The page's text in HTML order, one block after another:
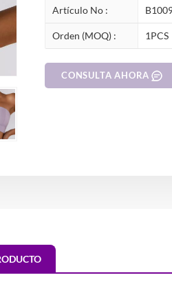
Artículo No :
Orden (MOQ) : 1PCS
CONSULTA AHORA